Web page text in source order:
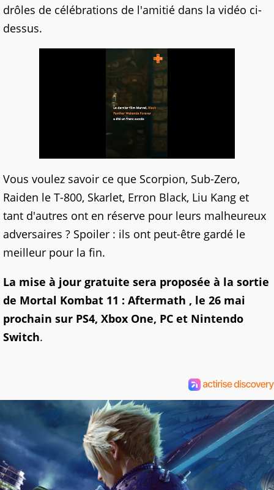
drôles de célébrations de l'amitié dans la vidéo ci-
dessus.
Vous voulez savoir ce que Scorpion, Sub-Zero,
Raiden le T-800, Skarlet, Erron Black, Liu Kang et
tant d'autres ont en réserve pour leurs malheureux
adversaires ? Spoiler : ils ont peut-être gardé le
meilleur pour la fin.
La mise à jour gratuite sera proposée à la sortie
de Mortal Kombat 11 : Aftermath , le 26 mai
prochain sur PS4, Xbox One, PC et Nintendo
Switch.